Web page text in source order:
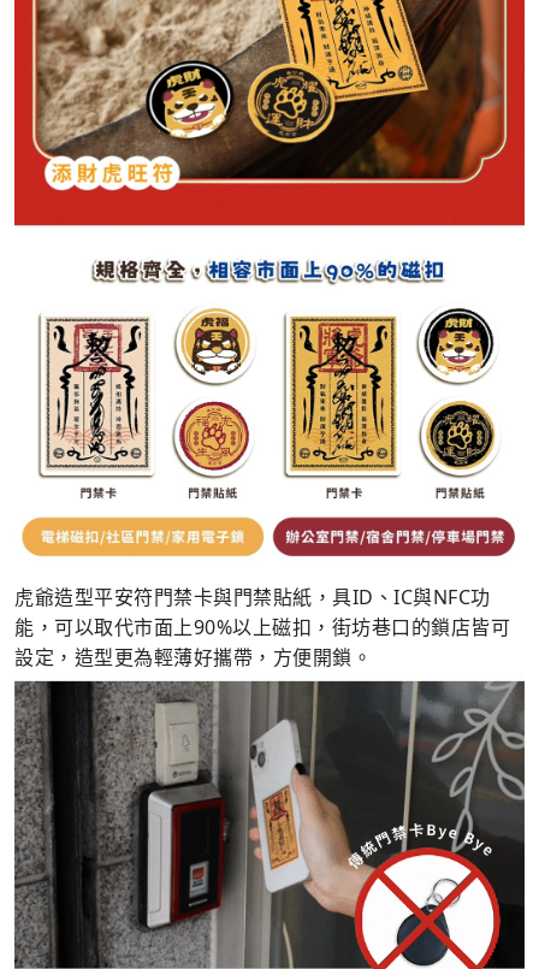
虎爺造型平安符門禁卡與門禁貼紙，具ID、IC與NFC功
能，可以取代市面上90%以上磁扣，街坊巷口的鎖店皆可
設定，造型更為輕薄好攜帶，方便開鎖。